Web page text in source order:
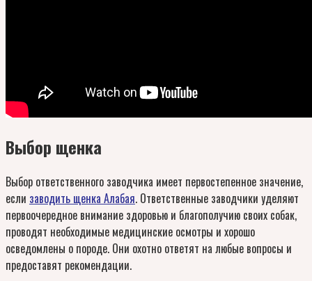
Выбор щенка
Выбор ответственного заводчика имеет первостепенное значение,
если заводить щенка Алабая. Ответственные заводчики уделяют
первоочередное внимание здоровью и благополучию своих собак,
проводят необходимые медицинские осмотры и хорошо
осведомлены о породе. Они охотно ответят на любые вопросы и
предоставят рекомендации.